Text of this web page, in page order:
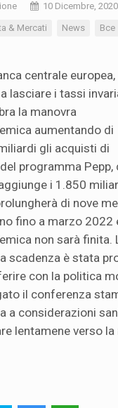
10 Dicembre, 2020
& Mercati News Bce
centrale europea,
lasciare i tassi
la manovra
aumentando di
gli acquisti di
programma Pepp,
i 1.850
di nove
fino a marzo 2022
non sarà
scadenza è stata
con la politica
il conferenza
a considerazioni
lentamene verso